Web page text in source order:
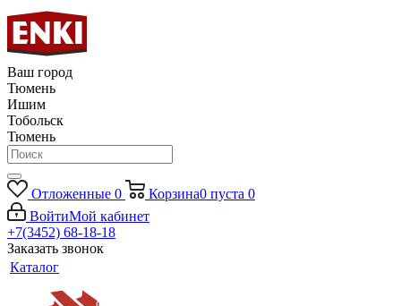
Ваш город
Тюмень
Ишим
Тобольск
Тюмень
Отложенные 0 Корзина0 пуста 0
ВойтиМой кабинет
+7(3452) 68-18-18
Заказать звонок
Каталог